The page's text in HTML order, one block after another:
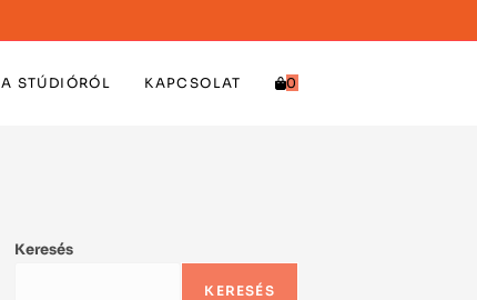
A STÚDIÓRÓL KAPCSOLAT 0
Keresés
KERESÉS